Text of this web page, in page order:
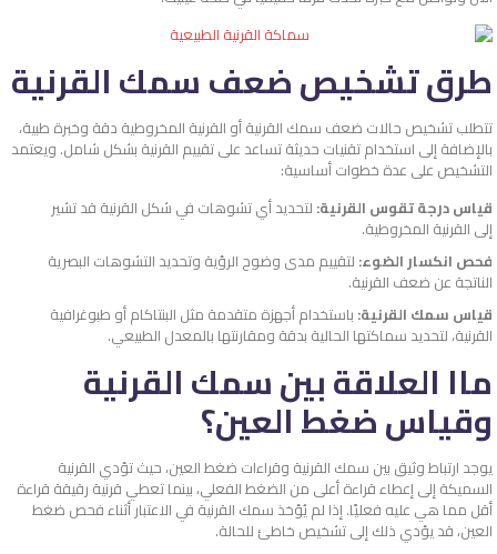
طرق تشخيص ضعف سمك القرنية
تتطلب تشخيص حالات ضعف سمك القرنية أو القرنية المخروطية دقة وخبرة طبية،
بالإضافة إلى استخدام تقنيات حديثة تساعد على تقييم القرنية بشكل شامل. ويعتمد
التشخيص على عدة خطوات أساسية:
قياس درجة تقوس القرنية: لتحديد أي تشوهات في شكل القرنية قد تشير
إلى القرنية المخروطية.
فحص انكسار الضوء: لتقييم مدى وضوح الرؤية وتحديد التشوهات البصرية
الناتجة عن ضعف القرنية.
قياس سمك القرنية: باستخدام أجهزة متقدمة مثل البنتاكام أو طبوغرافية
القرنية، لتحديد سماكتها الحالية بدقة ومقارنتها بالمعدل الطبيعي.
ماا العلاقة بين سمك القرنية
وقياس ضغط العين؟
يوجد ارتباط وثيق بين سمك القرنية وقراءات ضغط العين، حيث تؤدي القرنية
السميكة إلى إعطاء قراءة أعلى من الضغط الفعلي، بينما تعطي قرنية رقيقة قراءة
أقل مما هي عليه فعليًا. إذا لم يُؤخذ سمك القرنية في الاعتبار أثناء فحص ضغط
العين، قد يؤدي ذلك إلى تشخيص خاطئ للحالة.